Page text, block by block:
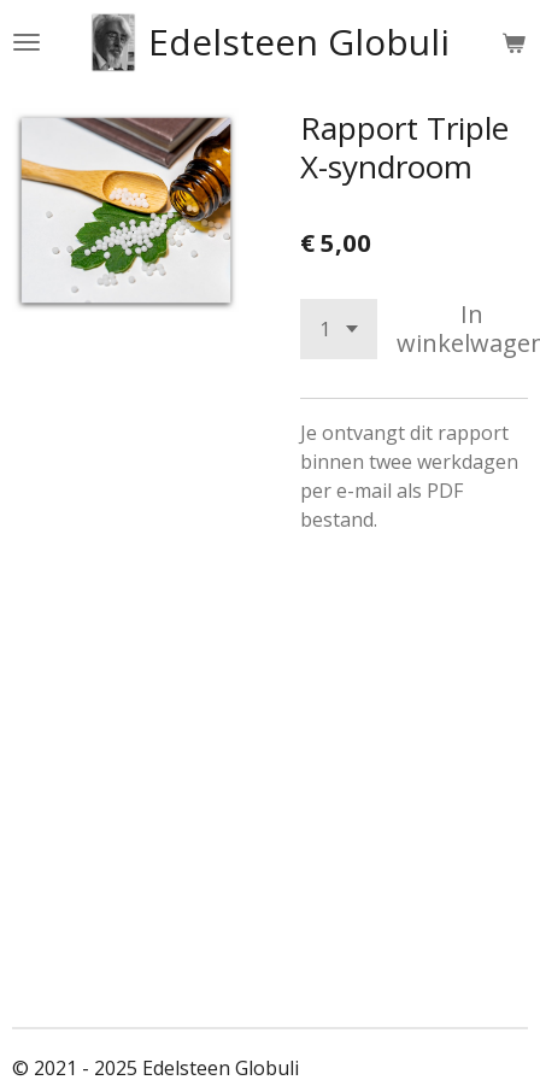
direct
de
hoofdinhoud
Edelsteen Globuli
Rapport Triple
X-syndroom
€ 5,00
In
Je ontvangt dit rapport
binnen twee werkdagen
per e-mail als PDF
bestand.
© 2021 - 2025 Edelsteen Globuli